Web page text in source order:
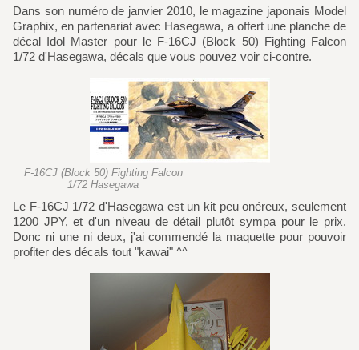
Dans son numéro de janvier 2010, le magazine japonais Model
Graphix, en partenariat avec Hasegawa, a offert une planche de
décal Idol Master pour le F-16CJ (Block 50) Fighting Falcon
1/72 d'Hasegawa, décals que vous pouvez voir ci-contre.
F-16CJ (Block 50) Fighting Falcon
1/72 Hasegawa
Le F-16CJ 1/72 d'Hasegawa est un kit peu onéreux, seulement
1200 JPY, et d'un niveau de détail plutôt sympa pour le prix.
Donc ni une ni deux, j'ai commendé la maquette pour pouvoir
profiter des décals tout "kawai" ^^